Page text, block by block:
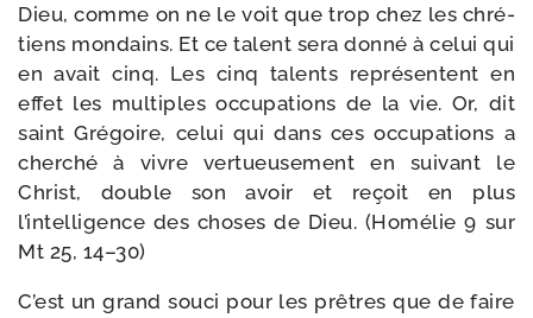
Dieu, comme on ne le voit que trop chez les chré­
tiens mon­dains. Et ce talent sera don­né à celui qui
en avait cinq. Les cinq talents repré­sentent en
effet les mul­tiples occu­pa­tions de la vie. Or, dit
saint Grégoire, celui qui dans ces occu­pa­tions a
cher­ché à vivre ver­tueu­se­ment en sui­vant le
Christ, double son avoir et reçoit en plus
l’intelligence des choses de Dieu. (Homélie 9 sur
Mt 25, 14–30)
C’est un grand sou­ci pour les prêtres que de faire